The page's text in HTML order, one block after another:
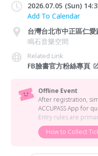
2026.07.05 (Sun)
Add To Calendar
台灣台北市中正區仁
鳴石音樂空間
Related Link
FB臉書官方粉絲專頁
Offline Event
After registration,
ACCUPASS App for
Entry rules are
How to Collect